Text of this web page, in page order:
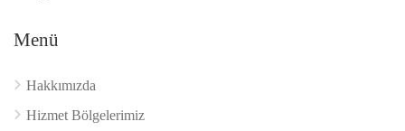
Menü
Hakkımızda
Hizmet Bölgelerimiz